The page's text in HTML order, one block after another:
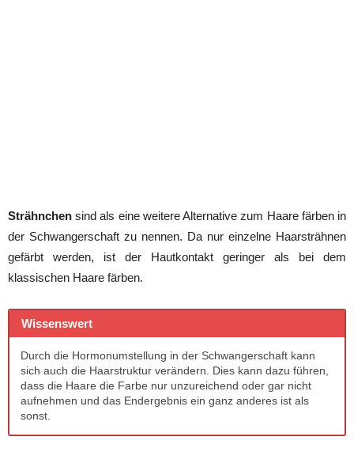
Strähnchen sind als eine weitere Alternative zum Haare färben in
der Schwangerschaft zu nennen. Da nur einzelne Haarsträhnen
gefärbt werden, ist der Hautkontakt geringer als bei dem
klassischen Haare färben.
Wissenswert
Durch die Hormonumstellung in der Schwangerschaft kann
sich auch die Haarstruktur verändern. Dies kann dazu führen,
dass die Haare die Farbe nur unzureichend oder gar nicht
aufnehmen und das Endergebnis ein ganz anderes ist als
sonst.